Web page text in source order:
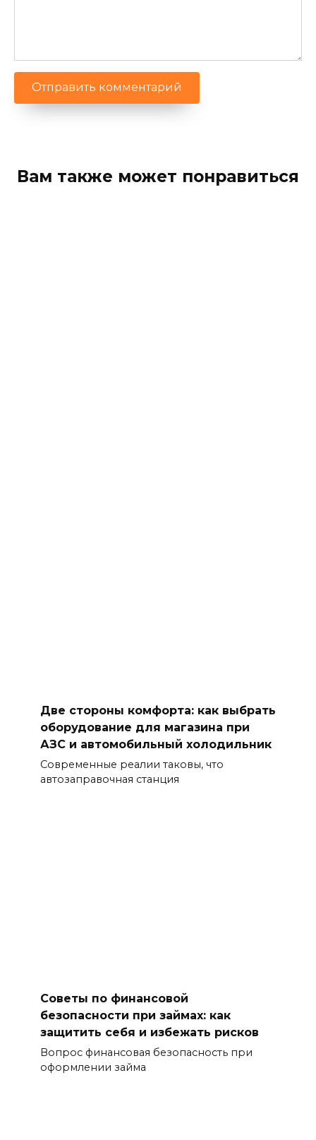
Вам также может понравиться
Две стороны комфорта: как выбрать
оборудование для магазина при
АЗС и автомобильный холодильник
Современные реалии таковы, что
автозаправочная станция
Советы по финансовой
безопасности при займах: как
защитить себя и избежать рисков
Вопрос финансовая безопасность при
оформлении займа